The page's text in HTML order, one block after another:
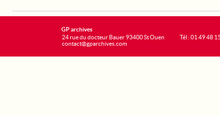
GP archives
24 rue du docteur Bauer 93400 St Ouen
contact@gparchives.com
Tél : 01 49 48